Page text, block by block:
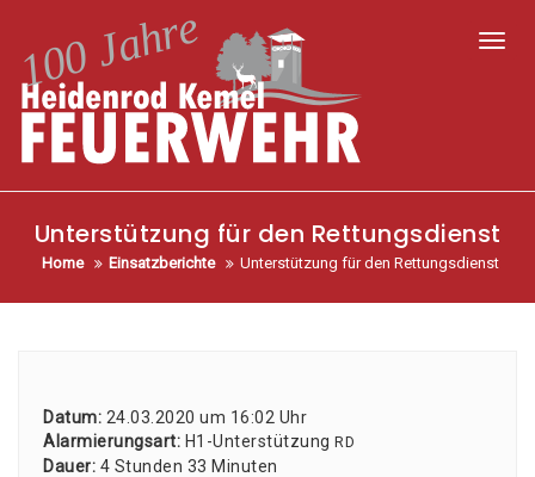
Unterstützung für den Rettungsdienst
Home Einsatzberichte Unterstützung für den Rettungsdienst
Datum: 24.03.2020 um 16:02 Uhr
Alar­mie­rungs­art: H1-Unter­stüt­zung RD
Dau­er: 4 Stun­den 33 Minu­ten